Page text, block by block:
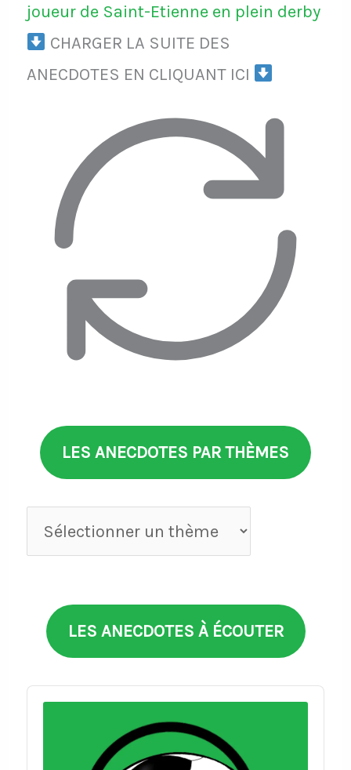
joueur de Saint-Etienne en plein derby
CHARGER LA SUITE DES
ANECDOTES EN CLIQUANT ICI
LES ANECDOTES PAR THÈMES
Anecdotes
par
LES ANECDOTES À ÉCOUTER
Audio
Player